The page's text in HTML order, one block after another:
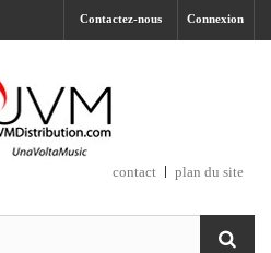
Connexion
Contactez-nous
contact plan du site